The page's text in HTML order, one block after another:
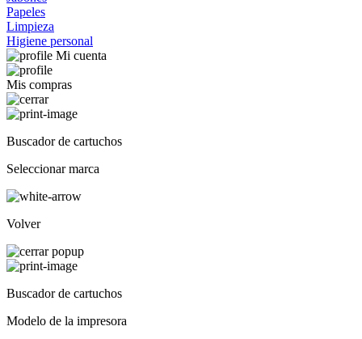
Papeles
Limpieza
Higiene personal
Mi cuenta
Mis compras
Buscador de cartuchos
Seleccionar marca
Volver
Buscador de cartuchos
Modelo de la impresora